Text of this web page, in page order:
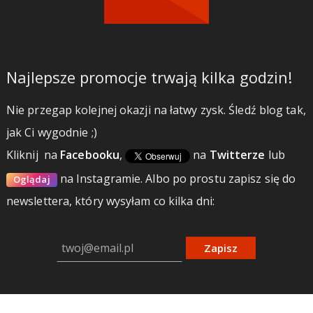
Najlepsze promocje trwają kilka godzin!
Nie przegap kolejnej okazji na łatwy zysk. Śledź blog tak,
jak Ci wygodnie ;)
Kliknij na Facebooku, na Twitterze lub
Oglądaj na Instagramie.Albo po prostu zapisz się do
newslettera, który wysyłam co kilka dni:
Zapisz